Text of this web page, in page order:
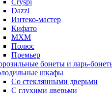
Dazzl
Интеко-мастер
Кифато
МХМ
Полюс
Премьер
бонеты и ларь-
шкафы
Со стеклянными дверьми
С глухими дверьми